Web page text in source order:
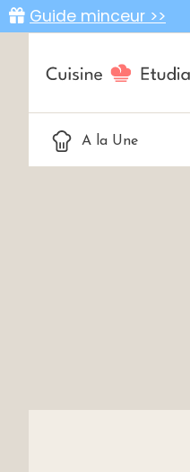
Guide minceur >>
A la Une